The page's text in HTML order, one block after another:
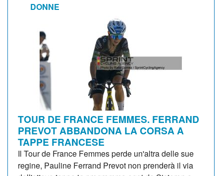
DONNE
TOUR DE FRANCE FEMMES. FERRAND
PREVOT ABBANDONA LA CORSA A
TAPPE FRANCESE
Il Tour de France Femmes perde un'altra delle sue
regine, Pauline Ferrand Prevot non prenderà il via